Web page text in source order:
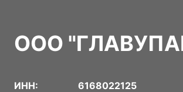
ООО
ИНН:
6168022125